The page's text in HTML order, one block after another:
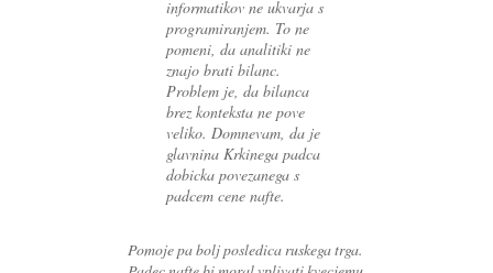
informatikov ne ukvarja s
programiranjem. To ne
pomeni, da analitiki ne
znajo brati bilanc.
Problem je, da bilanca
brez konteksta ne pove
veliko. Domnevam, da je
glavnina Krkinega padca
dobicka povezanega s
padcem cene nafte.
Pomoje pa bolj posledica ruskega trga.